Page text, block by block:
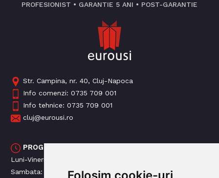
PROFESIONIST • GARANTIE 5 ANI • POST-GARANTIE
Str. Campina, nr. 40, Cluj-Napoca
Info comenzi:0735 709 001
Info tehnice:0735 709 001
cluj@eurousi.ro
PROGRAM MAGAZIN
Luni-Vineri: 09:00 - 18:00
Sambata: 09: 00 - 14:00